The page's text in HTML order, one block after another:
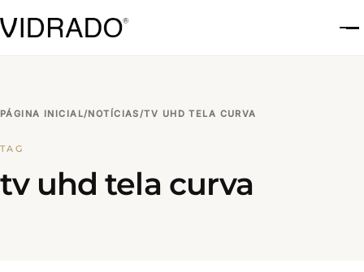
PÁGINA INICIAL/NOTÍCIAS/TV UHD TELA CURVA
TAG
tv uhd tela curva